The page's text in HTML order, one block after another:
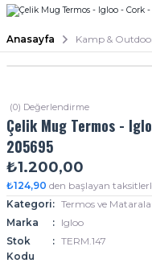
Anasayfa Kamp &
(0) Değerlendirme
Çelik Mug Termos -
205695
₺1.200,00
₺124,90 den başlayan
Kategori
Termos ve
Marka
Igloo
Stok
Kodu
TERM.147